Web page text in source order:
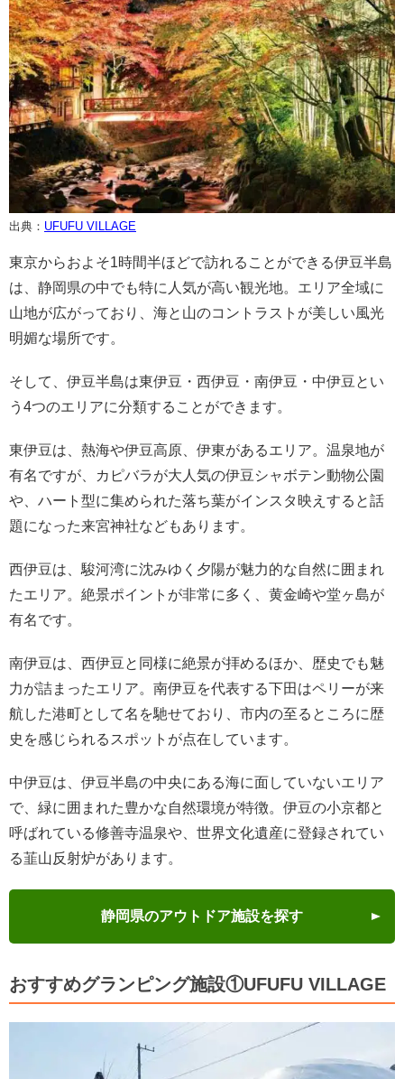
出典： UFUFU VILLAGE
東京からおよそ1時間半ほどで訪れることができる伊豆半島
は、静岡県の中でも特に人気が高い観光地。エリア全域に
山地が広がっており、海と山のコントラストが美しい風光
明媚な場所です。
そして、伊豆半島は東伊豆・西伊豆・南伊豆・中伊豆とい
う4つのエリアに分類することができます。
東伊豆は、熱海や伊豆高原、伊東があるエリア。温泉地が
有名ですが、カピバラが大人気の伊豆シャボテン動物公園
や、ハート型に集められた落ち葉がインスタ映えすると話
題になった来宮神社などもあります。
西伊豆は、駿河湾に沈みゆく夕陽が魅力的な自然に囲まれ
たエリア。絶景ポイントが非常に多く、黄金崎や堂ヶ島が
有名です。
南伊豆は、西伊豆と同様に絶景が拝めるほか、歴史でも魅
力が詰まったエリア。南伊豆を代表する下田はペリーが来
航した港町として名を馳せており、市内の至るところに歴
史を感じられるスポットが点在しています。
中伊豆は、伊豆半島の中央にある海に面していないエリア
で、緑に囲まれた豊かな自然環境が特徴。伊豆の小京都と
呼ばれている修善寺温泉や、世界文化遺産に登録されてい
る韮山反射炉があります。
静岡県のアウトドア施設を探す
おすすめグランピング施設①UFUFU VILLAGE